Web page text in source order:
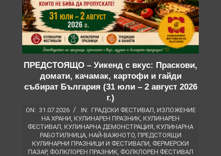
ПРЕДСТОЯЩО – Уикенд с вкус: Праскови,
домати, качамак, картофи и гайди
събират България (31 юли – 2 август 2026
г.)
ON: 31.07.2026 IN: ГРАДСКИ ФЕСТИВАЛ ИЗЛОЖЕНИЕ
НА ХРАНИ КУЛИНАРЕН ПРАЗНИК КУЛИНАРЕН
ФЕСТИВАЛ КУЛИНАРНА ДЕМОНСТРАЦИЯ КУЛИНАРНА
РАБОТИЛНИЦА, НАЙ-ВАЖНОТО, ПРЕДСТОЯЩИ
КУЛИНАРНИ ПРАЗНИЦИ И ФЕСТИВАЛИ ФЕРМЕРСКИ
ПАЗАР, ФОЛКЛОРЕН ПРАЗНИК, ФОЛКЛОРЕН ФЕСТИВАЛ